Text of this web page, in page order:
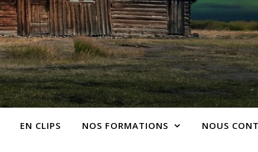
EN CLIPS NOS FORMATIONS NOUS